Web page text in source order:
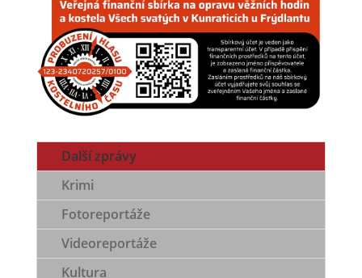
Další zprávy
Krimi
Fotoreportáže
Videoreportáže
Kultura